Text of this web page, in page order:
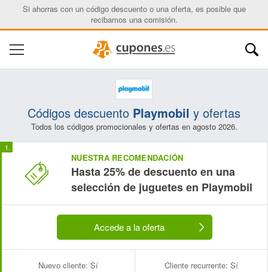
Si ahorras con un código descuento o una oferta, es posible que
recibamos una comisión.
Códigos descuento Playmobil y ofertas
Todos los códigos promocionales y ofertas en agosto 2026.
NUESTRA RECOMENDACIÓN
Hasta 25% de descuento en una
selección de juguetes en Playmobil
Accede a la oferta
Nuevo cliente: Sí Cliente recurrente: Sí